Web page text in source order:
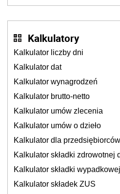
Kalkulatory
Kalkulator liczby dni
Kalkulator dat
Kalkulator wynagrodzeń
Kalkulator brutto-netto
Kalkulator umów zlecenia
Kalkulator umów o dzieło
Kalkulator dla
Kalkulator składki zdrowotnej
Kalkulator składki wypadkowej
Kalkulator składek ZUS